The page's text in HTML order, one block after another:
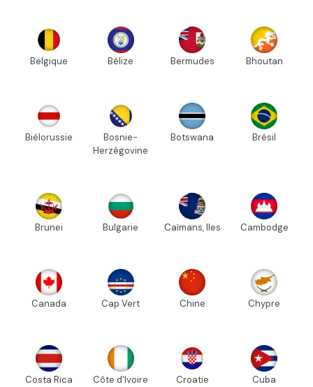
Belgique Bélize Bermudes Bhoutan
Biélorussie
Bosnie-
Herzégovine
Botswana Brésil
Brunei Bulgarie Caïmans, Iles Cambodge
Canada Cap Vert Chine Chypre
Costa Rica Côte d'Ivoire Croatie Cuba